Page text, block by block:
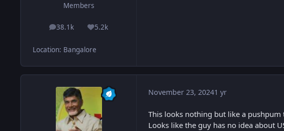
Members
38.1k
posts 5.2k
Reputation
Location: Bangalore
November 23, 20241 yr
This looks nothing but like a
Looks like the guy has no idea about